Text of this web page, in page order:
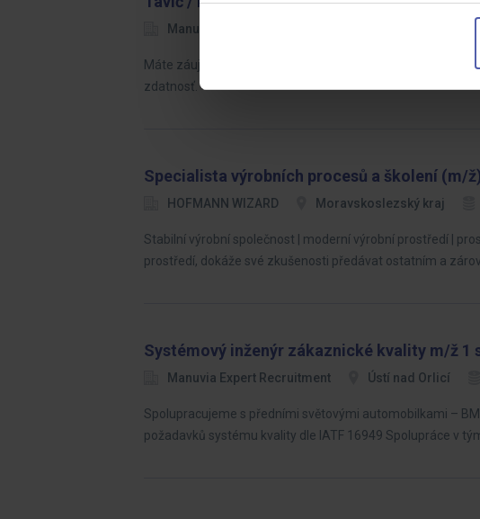
Manuvia Expert Recruitment SK
Máte záujem pracovať v nepretržitej prevádzke na 8
zdatnosť.
Specialista výrobních procesů a školení (m/ž)
HOFMANN WIZARD Moravskoslezský kraj
Stabilní výrobní společnost | moderní výrobní prostředí |
prostředí, dokáže své zkušenosti předávat ostatním a
Systémový inženýr zákaznické kvality m/ž 1
Manuvia Expert Recruitment Ústí nad Orlicí
Spolupracujeme s předními světovými automobilkami –
požadavků systému kvality dle IATF 16949 Spolupráce v